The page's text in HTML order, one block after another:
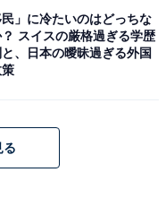
ず、夢中になれるの
ってきた田中さん
ことから物語は始ま
民」に冷たいのはどっちな
スイスの厳格過ぎる学歴
、日本の曖昧過ぎる外国
策
る